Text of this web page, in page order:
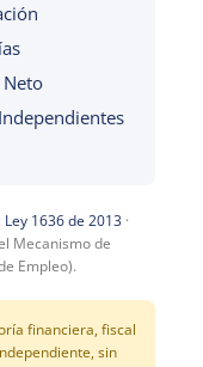
Neto
Ley 1636 de 2013 ·
Mecanismo de
Empleo).
financiera, fiscal
sin